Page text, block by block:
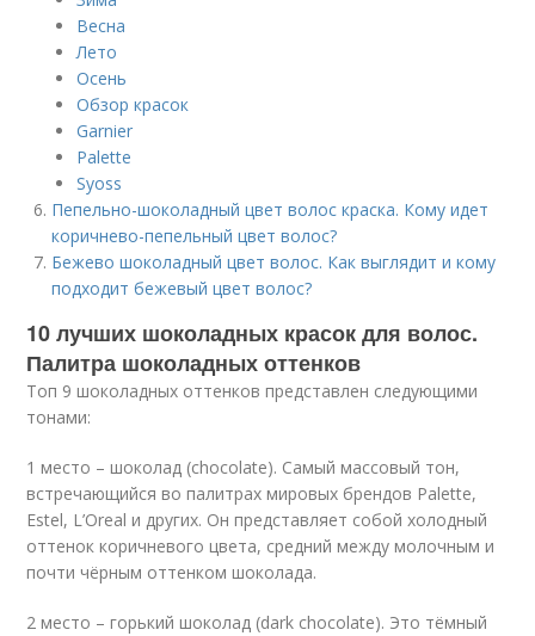
Весна
Лето
Осень
Обзор красок
Garnier
Palette
Syoss
Пепельно-шоколадный цвет волос краска. Кому идет
коричнево-пепельный цвет волос?
Бежево шоколадный цвет волос. Как выглядит и кому
подходит бежевый цвет волос?
10 лучших шоколадных красок для волос.
Палитра шоколадных оттенков
Топ 9 шоколадных оттенков представлен следующими
тонами:
1 место – шоколад (chocolate). Самый массовый тон,
встречающийся во палитрах мировых брендов Palette,
Estel, L’Oreal и других. Он представляет собой холодный
оттенок коричневого цвета, средний между молочным и
почти чёрным оттенком шоколада.
2 место – горький шоколад (dark chocolate). Это тёмный